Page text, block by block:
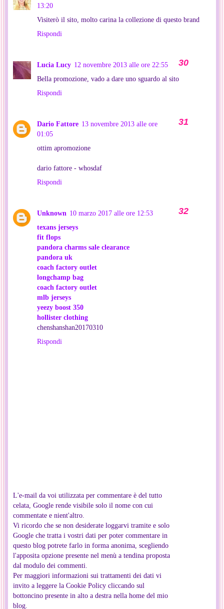
13:20
Visiterò il sito, molto carina la collezione di questo brand
Rispondi
Lucia Lucy 12 novembre 2013 alle ore 22:55
Bella promozione, vado a dare uno sguardo al sito
Rispondi
Dario Fattore 13 novembre 2013 alle ore
01:05
ottim apromozione
dario fattore - whosdaf
Rispondi
Unknown 10 marzo 2017 alle ore 12:53
texans jerseys
fit flops
pandora charms sale clearance
pandora uk
coach factory outlet
longchamp bag
coach factory outlet
mlb jerseys
yeezy boost 350
hollister clothing
chenshanshan20170310
Rispondi
L'e-mail da voi utilizzata per commentare è del tutto
celata, Google rende visibile solo il nome con cui
commentate e nient'altro.
Vi ricordo che se non desiderate loggarvi tramite e solo
Google che tratta i vostri dati per poter commentare in
questo blog potrete farlo in forma anonima, scegliendo
l'apposita opzione presente nel menù a tendina proposta
dal modulo dei commenti.
Per maggiori informazioni sui trattamenti dei dati vi
invito a leggere la Cookie Policy cliccando sul
bottoncino presente in alto a destra nella home del mio
blog.